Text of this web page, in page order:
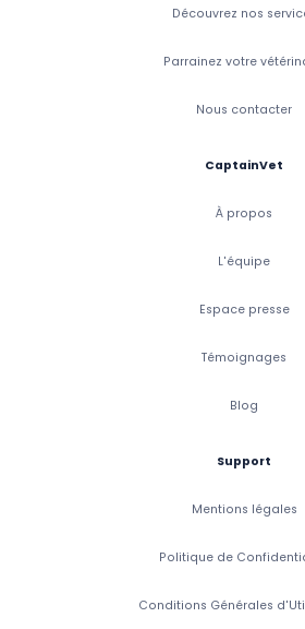
Découvrez nos
Parrainez votre
Nous contacter
CaptainVet
À propos
L'équipe
Espace presse
Témoignages
Blog
Support
Mentions légales
Politique de
Conditions Générales